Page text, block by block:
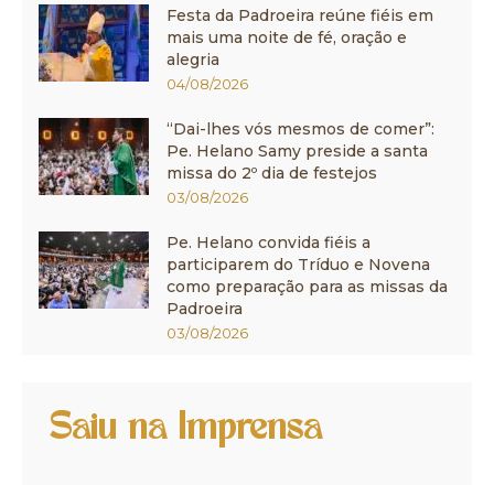
Festa da Padroeira reúne fiéis em
mais uma noite de fé, oração e
alegria
04/08/2026
“Dai-lhes vós mesmos de comer”:
Pe. Helano Samy preside a santa
missa do 2º dia de festejos
03/08/2026
Pe. Helano convida fiéis a
participarem do Tríduo e Novena
como preparação para as missas da
Padroeira
03/08/2026
Saiu na Imprensa